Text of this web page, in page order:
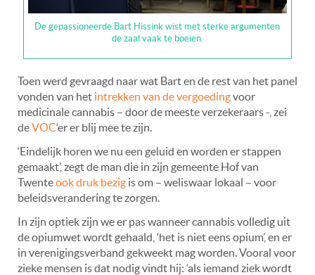
De gepassioneerde Bart Hissink wist met sterke argumenten
de zaal vaak te boeien.
Toen werd gevraagd naar wat Bart en de rest van het panel
vonden van het intrekken van de vergoedingvoor
medicinale cannabis – door de meeste verzekeraars -, zei
deVOC‘er er blij mee te zijn.
‘Eindelijk horen we nu een geluid en worden er stappen
gemaakt’, zegt de man die in zijn gemeente Hof van
Twenteook druk bezig is om – weliswaar lokaal – voor
beleidsverandering te zorgen.
In zijn optiek zijn we er pas wanneer cannabis volledig uit
de opiumwet wordt gehaald, ‘het is niet eens opium’, en er
in verenigingsverband gekweekt mag worden. Vooral voor
zieke mensen is dat nodig vindt hij: ‘als iemand ziek wordt